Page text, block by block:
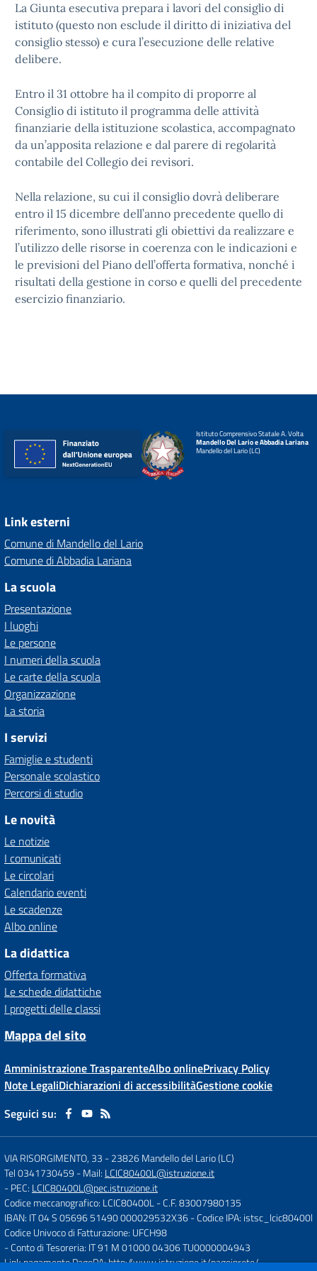
La Giunta esecutiva prepara i lavori del consiglio di
istituto (questo non esclude il diritto di iniziativa del
consiglio stesso) e cura l’esecuzione delle relative
delibere.
Entro il 31 ottobre ha il compito di proporre al
Consiglio di istituto il programma delle attività
finanziarie della istituzione scolastica, accompagnato
da un’apposita relazione e dal parere di regolarità
contabile del Collegio dei revisori.
Nella relazione, su cui il consiglio dovrà deliberare
entro il 15 dicembre dell’anno precedente quello di
riferimento, sono illustrati gli obiettivi da realizzare e
l’utilizzo delle risorse in coerenza con le indicazioni e
le previsioni del Piano dell’offerta formativa, nonché i
risultati della gestione in corso e quelli del precedente
esercizio finanziario.
Istituto Comprensivo Statale A. Volta
Mandello Del Lario e Abbadia Lariana
Mandello del Lario (LC)
Link esterni
Comune di Mandello del Lario
Comune di Abbadia Lariana
La scuola
Presentazione
I luoghi
Le persone
I numeri della scuola
Le carte della scuola
Organizzazione
La storia
I servizi
Famiglie e studenti
Personale scolastico
Percorsi di studio
Le novità
Le notizie
I comunicati
Le circolari
Calendario eventi
Le scadenze
Albo online
La didattica
Offerta formativa
Le schede didattiche
I progetti delle classi
Mappa del sito
Amministrazione TrasparenteAlbo onlinePrivacy Policy
Note LegaliDichiarazioni di accessibilitàGestione cookie
Seguici su:
VIA RISORGIMENTO, 33 -23826 Mandello del Lario (LC)
Tel 0341730459 - Mail: LCIC80400L@istruzione.it
- PEC: LCIC80400L@pec.istruzione.it
Codice meccanografico: LCIC80400L- C.F. 83007980135
IBAN: IT 04 S 05696 51490 000029532X36- Codice IPA: istsc_lcic80400l
Codice Univoco di Fatturazione: UFCH98
- Conto di Tesoreria: IT 91 M 01000 04306 TU0000004943
Link pagamento PagoPA:http://www.istruzione.it/pagoinrete/